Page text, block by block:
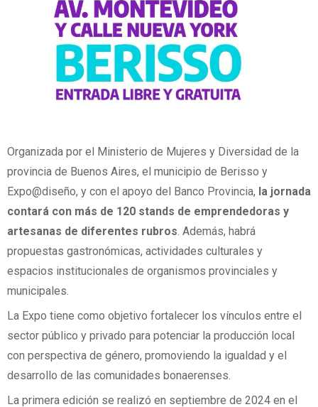
Organizada por el Ministerio de Mujeres y Diversidad de la
provincia de Buenos Aires, el municipio de Berisso y
Expo@diseño, y con el apoyo del Banco Provincia, la jornada
contará con más de 120 stands de emprendedoras y
artesanas de diferentes rubros . Además, habrá
propuestas gastronómicas, actividades culturales y
espacios institucionales de organismos provinciales y
municipales.
La Expo tiene como objetivo fortalecer los vínculos entre el
sector público y privado para potenciar la producción local
con perspectiva de género, promoviendo la igualdad y el
desarrollo de las comunidades bonaerenses.
La primera edición se realizó en septiembre de 2024 en el